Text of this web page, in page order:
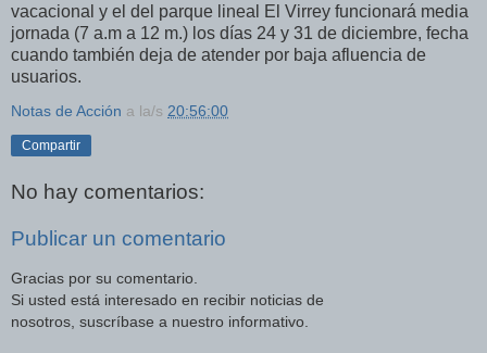
vacacional y el del parque lineal El Virrey funcionará media
jornada (7 a.m a 12 m.) los días 24 y 31 de diciembre, fecha
cuando también deja de atender por baja afluencia de
usuarios.
Notas de Acción a la/s 20:56:00
Compartir
No hay comentarios:
Publicar un comentario
Gracias por su comentario.
Si usted está interesado en recibir noticias de
nosotros, suscríbase a nuestro informativo.